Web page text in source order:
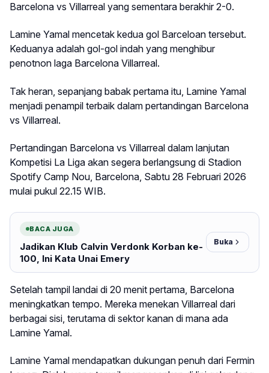
Barcelona vs Villarreal yang sementara berakhir 2-0.
Lamine Yamal mencetak kedua gol Barceloan tersebut.
Keduanya adalah gol-gol indah yang menghibur
penotnon laga Barcelona Villarreal.
Tak heran, sepanjang babak pertama itu, Lamine Yamal
menjadi penampil terbaik dalam pertandingan Barcelona
vs Villarreal.
Pertandingan Barcelona vs Villarreal dalam lanjutan
Kompetisi La Liga akan segera berlangsung di Stadion
Spotify Camp Nou, Barcelona, Sabtu 28 Februari 2026
mulai pukul 22.15 WIB.
BACA JUGA
Jadikan Klub Calvin Verdonk Korban ke-
100, Ini Kata Unai Emery
Buka
Setelah tampil landai di 20 menit pertama, Barcelona
meningkatkan tempo. Mereka menekan Villarreal dari
berbagai sisi, terutama di sektor kanan di mana ada
Lamine Yamal.
Lamine Yamal mendapatkan dukungan penuh dari Fermin